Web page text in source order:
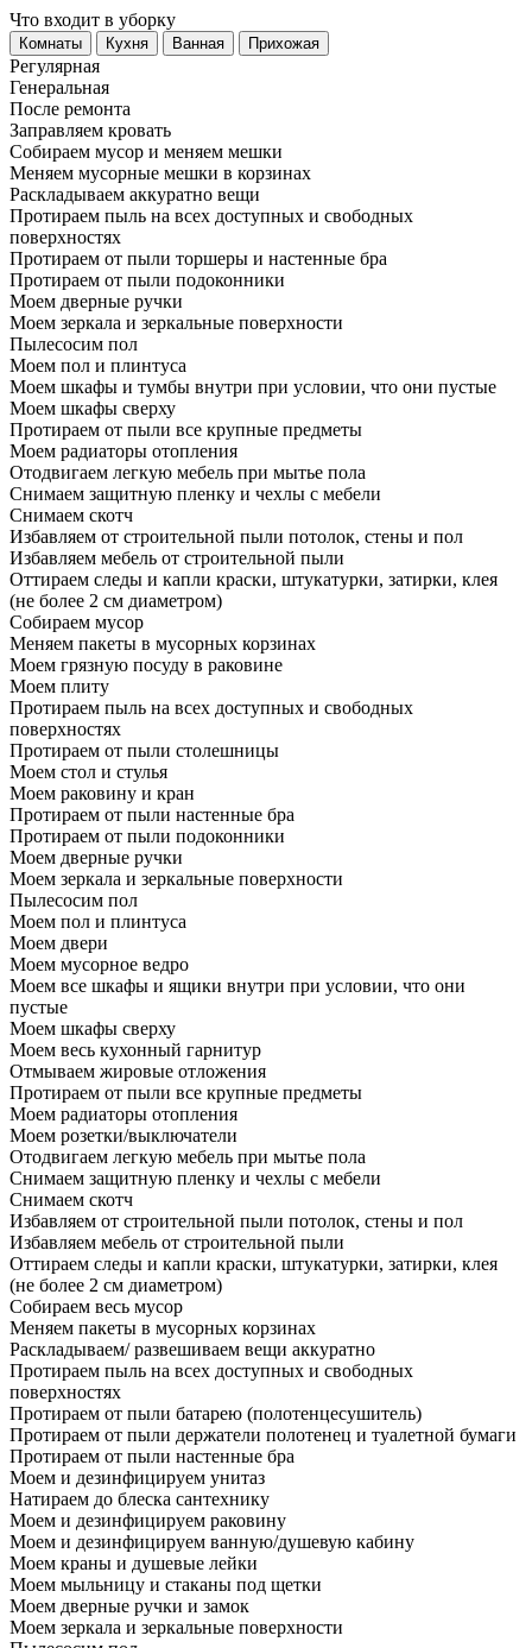
Что входит в уборку
Регу­лярная
Гене­ральная
После ремонта
Заправляем кровать
Собираем мусор и меняем мешки
Меняем мусорные мешки в корзинах
Раскладываем аккуратно вещи
Протираем пыль на всех доступных и свободных
поверхностях
Протираем от пыли торшеры и настенные бра
Протираем от пыли подоконники
Моем дверные ручки
Моем зеркала и зеркальные поверхности
Пылесосим пол
Моем пол и плинтуса
Моем шкафы и тумбы внутри при условии, что они пустые
Моем шкафы сверху
Протираем от пыли все крупные предметы
Моем радиаторы отопления
Отодвигаем легкую мебель при мытье пола
Снимаем защитную пленку и чехлы с мебели
Снимаем скотч
Избавляем от строительной пыли потолок, стены и пол
Избавляем мебель от строительной пыли
Оттираем следы и капли краски, штукатурки, затирки, клея
(не более 2 см диаметром)
Собираем мусор
Меняем пакеты в мусорных корзинах
Моем грязную посуду в раковине
Моем плиту
Протираем пыль на всех доступных и свободных
поверхностях
Протираем от пыли столешницы
Моем стол и стулья
Моем раковину и кран
Протираем от пыли настенные бра
Протираем от пыли подоконники
Моем дверные ручки
Моем зеркала и зеркальные поверхности
Пылесосим пол
Моем пол и плинтуса
Моем двери
Моем мусорное ведро
Моем все шкафы и ящики внутри при условии, что они
пустые
Моем шкафы сверху
Моем весь кухонный гарнитур
Отмываем жировые отложения
Протираем от пыли все крупные предметы
Моем радиаторы отопления
Моем розетки/выключатели
Отодвигаем легкую мебель при мытье пола
Снимаем защитную пленку и чехлы с мебели
Снимаем скотч
Избавляем от строительной пыли потолок, стены и пол
Избавляем мебель от строительной пыли
Оттираем следы и капли краски, штукатурки, затирки, клея
(не более 2 см диаметром)
Собираем весь мусор
Меняем пакеты в мусорных корзинах
Раскладываем/ развешиваем вещи аккуратно
Протираем пыль на всех доступных и свободных
поверхностях
Протираем от пыли батарею (полотенцесушитель)
Протираем от пыли держатели полотенец и туалетной бумаги
Протираем от пыли настенные бра
Моем и дезинфицируем унитаз
Натираем до блеска сантехнику
Моем и дезинфицируем раковину
Моем и дезинфицируем ванную/душевую кабину
Моем краны и душевые лейки
Моем мыльницу и стаканы под щетки
Моем дверные ручки и замок
Моем зеркала и зеркальные поверхности